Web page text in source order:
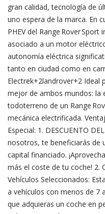
gran calidad, tecnología de
uno espera de la marca. En
PHEV del Range Rover
asociado a un motor
autonomía eléctrica
tanto en ciudad como en
Electrek+2landrover+2 Ideal
mejor de ambos mundos: la
todoterreno de un Range
mecánica electrificada.
Especial: 1. DESCUENTO
nosotros, te beneficiarás de
capital financiado.
más el coste de tu coche! 2.
Vehículos Seleccionados:
a vehículos con menos de 7
que adquieras un coche en